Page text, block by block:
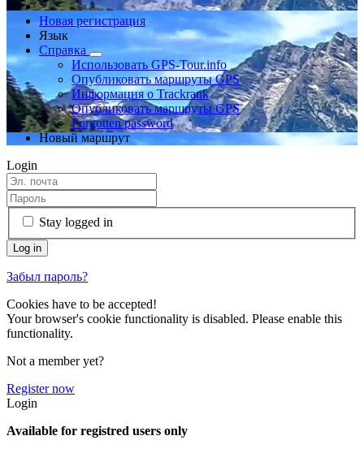
Новая регистрация
Язык
Справка
Использовать GPS-Tour.info
Опубликовать маршруты GPS
Информация о Trackrank
Опубликовать маршруты GPS
Forgotten password
Новый маршрут
Login
Stay logged in
Забыл пароль?
Cookies have to be accepted!
Your browser's cookie functionality is disabled. Please enable this
functionality.
Not a member yet?
Register now
Login
Available for registred users only